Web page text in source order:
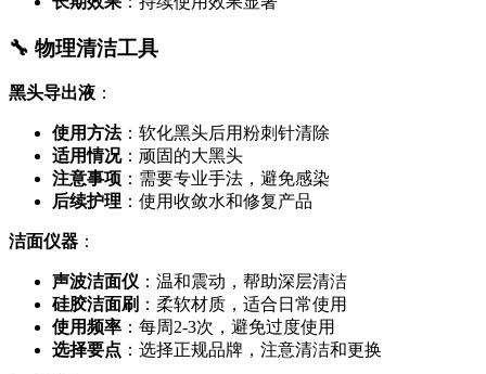
🔧 物理清洁工具
黑头导出液 ：
使用方法：软化黑头后用粉刺针清除
适用情况：顽固的大黑头
注意事项 ：需要专业手法，避免感染
后续护理 ：使用收敛水和修复产品
洁面仪器 ：
声波洁面仪 ：温和震动，帮助深层清洁
硅胶洁面刷 ：柔软材质，适合日常使用
使用频率 ：每周2-3次，避免过度使用
选择要点 ：选择正规品牌，注意清洁和更换